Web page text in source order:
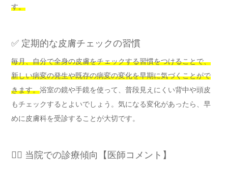
す。
✅ 定期的な皮膚チェックの習慣
毎月、自分で全身の皮膚をチェックする習慣をつけることで、
新しい病変の発生や既存の病変の変化を早期に気づくことがで
きます。浴室の鏡や手鏡を使って、普段見えにくい背中や頭皮
もチェックするとよいでしょう。気になる変化があったら、早
めに皮膚科を受診することが大切です。
👨‍⚕️ 当院での診療傾向【医師コメント】